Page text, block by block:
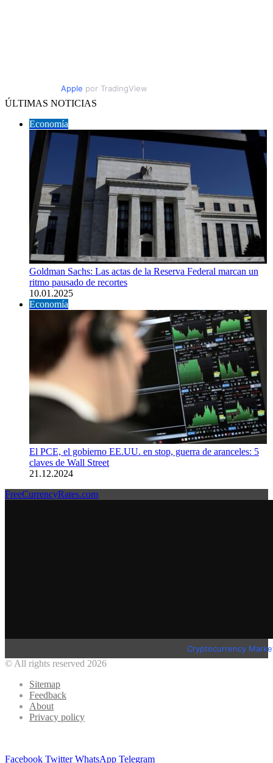
Apple por TradingView
ÚLTIMAS NOTICIAS
Economía
Goldman Sachs: Las actas de la Reserva Federal marcan un
ritmo pausado de recortes
10.01.2025
Economía
El PCE, el gobierno EE.UU. en stop, guerra de aranceles: 5
claves de Wall Street
21.12.2024
FreeCurrencyRates.com
Cryptocurrency
© All rights reserved 2026
Sitemap
Feedback
About
Privacy policy
Facebook Twitter WhatsApp Telegram